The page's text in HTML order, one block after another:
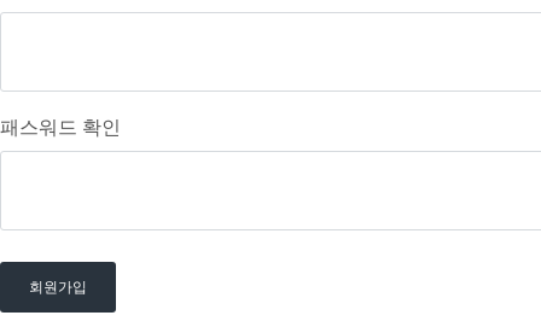
패스워드 확인
회원가입